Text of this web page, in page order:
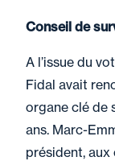
Conseil de
A l’issue du
Fidal avait
organe clé de
ans. Marc-
président, aux